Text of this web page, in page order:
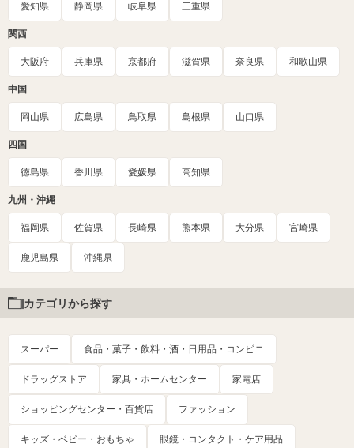
愛知県 静岡県 岐阜県 三重県
関西
大阪府 兵庫県 京都府 滋賀県 奈良県 和歌山県
中国
岡山県 広島県 鳥取県 島根県 山口県
四国
徳島県 香川県 愛媛県 高知県
九州・沖縄
福岡県 佐賀県 長崎県 熊本県 大分県 宮崎県
鹿児島県 沖縄県
カテゴリから探す
スーパー 食品・菓子・飲料・酒・日用品・コンビニ
ドラッグストア 家具・ホームセンター 家電店
ショッピングセンター・百貨店 ファッション
キッズ・ベビー・おもちゃ 眼鏡・コンタクト・ケア用品